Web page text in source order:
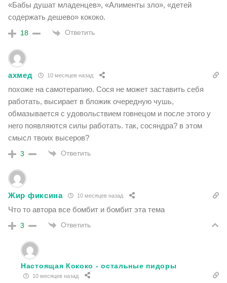
«Бабы душат младенцев», «Алименты зло», «детей
содержать дешево» кококо.
18 Ответить
ахмед 10 месяцев назад
похоже на самотерапию. Сося не может заставить себя
работать, высирает в бложик очередную чушь,
обмазывается с удовольствием говнецом и после этого у
него появляются силы работать. так, сосяндра? в этом
смысл твоих высеров?
3 Ответить
Жир фиксина 10 месяцев назад
Что то автора все бомбит и бомбит эта тема
3 Ответить
Настоящая Кококо - остальные пидоры
10 месяцев назад